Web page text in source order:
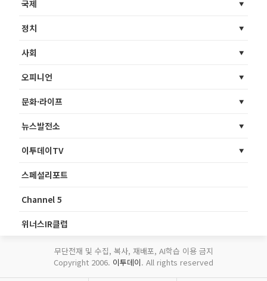
국제
정치
사회
오피니언
문화·라이프
뉴스발전소
이투데이TV
스페셜리포트
Channel 5
위너스IR클럽
무단전재 및 수집, 복사, 재배포, AI학습 이용 금지
Copyright 2006. 이투데이. All rights reserved